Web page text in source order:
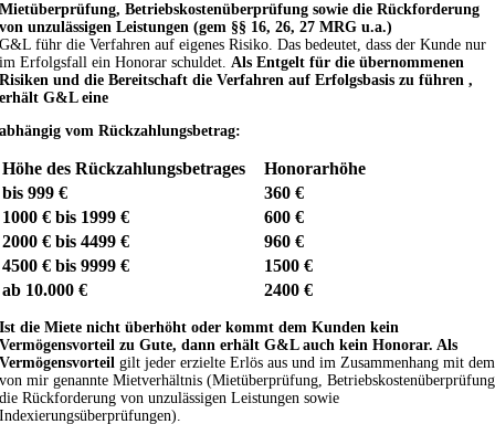
Mietüberprüfung, Betriebskostenüberprüfung sowie die Rückforderung
von unzulässigen Leistungen (gem §§ 16, 26, 27 MRG u.a.)
G&L führ die Verfahren auf eigenes Risiko. Das bedeutet, dass der Kunde nur
im Erfolgsfall ein Honorar schuldet.Als Entgelt für die übernommenen
Risiken und die Bereitschaft die Verfahren auf Erfolgsbasis zu führen ,
erhält G&L eine
abhängig vom Rückzahlungsbetrag:
Höhe des Rückzahlungsbetrages
Honorarhöhe
bis 999 €
360 €
1000 € bis 1999 €
600 €
2000 € bis 4499 €
960 €
4500 € bis 9999 €
1500 €
ab 10.000 €
2400 €
Ist die Miete nicht überhöht oder kommt dem Kunden kein
Vermögensvorteil zu Gute, dann erhält G&L auch kein Honorar. Als
Vermögensvorteil gilt jeder erzielte Erlös aus und im Zusammenhang mit dem
von mir genannte Mietverhältnis (Mietüberprüfung, Betriebskostenüberprüfung
die Rückforderung von unzulässigen Leistungen sowie
Indexierungsüberprüfungen).